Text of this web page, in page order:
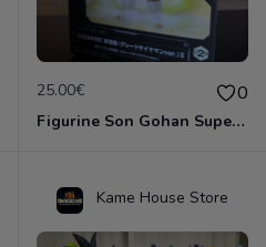
25.00€ 0
Figurine Son Gohan Super Saiyan (Great Saiyaman Ver. II) - Clearise - Officielle Import Japon
Kame House Store